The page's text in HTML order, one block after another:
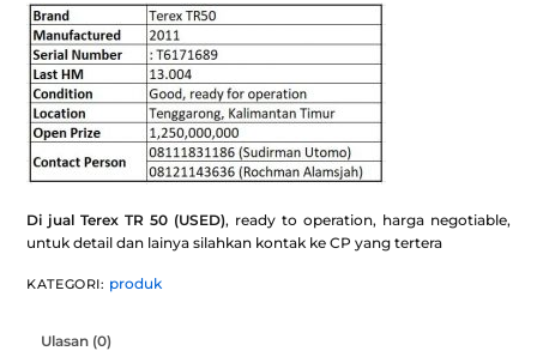
Di jual Terex TR 50 (USED), ready to operation, harga negotiable,
untuk detail dan lainya silahkan kontak ke CP yang tertera
KATEGORI: produk
Ulasan (0)